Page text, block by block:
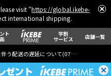
visit "https://global.ikebe-
international shipping.
ト 学割
サービス 店舗一覧
う配送の遅延について(07月29日